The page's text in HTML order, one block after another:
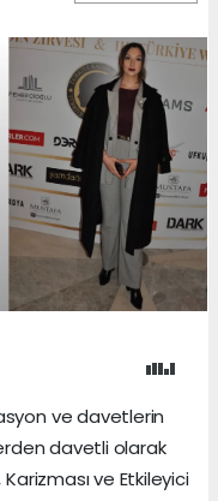
ve davetlerin
davetli olarak
ve Etkileyici